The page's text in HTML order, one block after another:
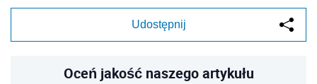
Udostępnij
Oceń jakość naszego artykułu